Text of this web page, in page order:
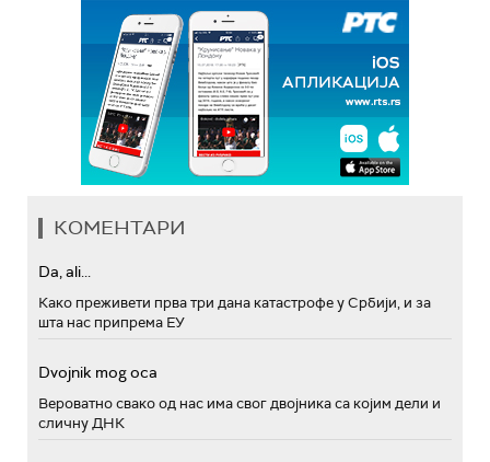
КОМЕНТАРИ
Da, ali...
Како преживети прва три дана катастрофе у Србији, и за
шта нас припрема ЕУ
Dvojnik mog oca
Вероватно свако од нас има свог двојника са којим дели и
сличну ДНК